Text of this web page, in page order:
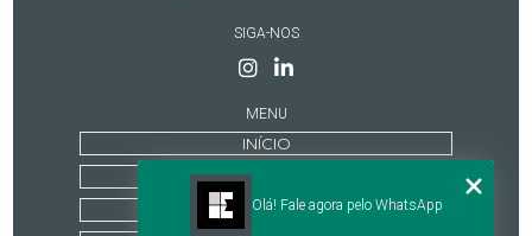
SIGA-NOS
MENU
INÍCIO
QUEM SOMOS
TREINAMENTOS
Olá! Fale agora pelo WhatsApp